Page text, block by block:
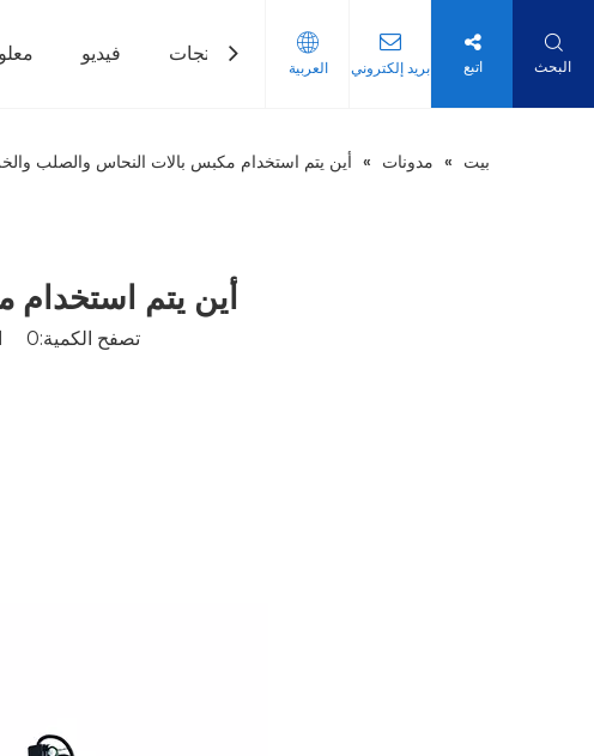
فيديو منتجات بيت
العربية بريد إلكتروني اتبع البحث
بيت » مدونات » أين يتم استخدام مكبس بالات النحاس والصلب
أين يتم استخدام
تصفح الكمية:0